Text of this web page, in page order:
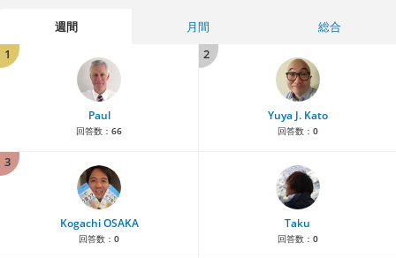
週間 月間
総合
1
Paul
回答数： 66
2
Yuya J. Kato
回答数： 0
3
Kogachi OSAKA
回答数： 0
Taku
回答数： 0